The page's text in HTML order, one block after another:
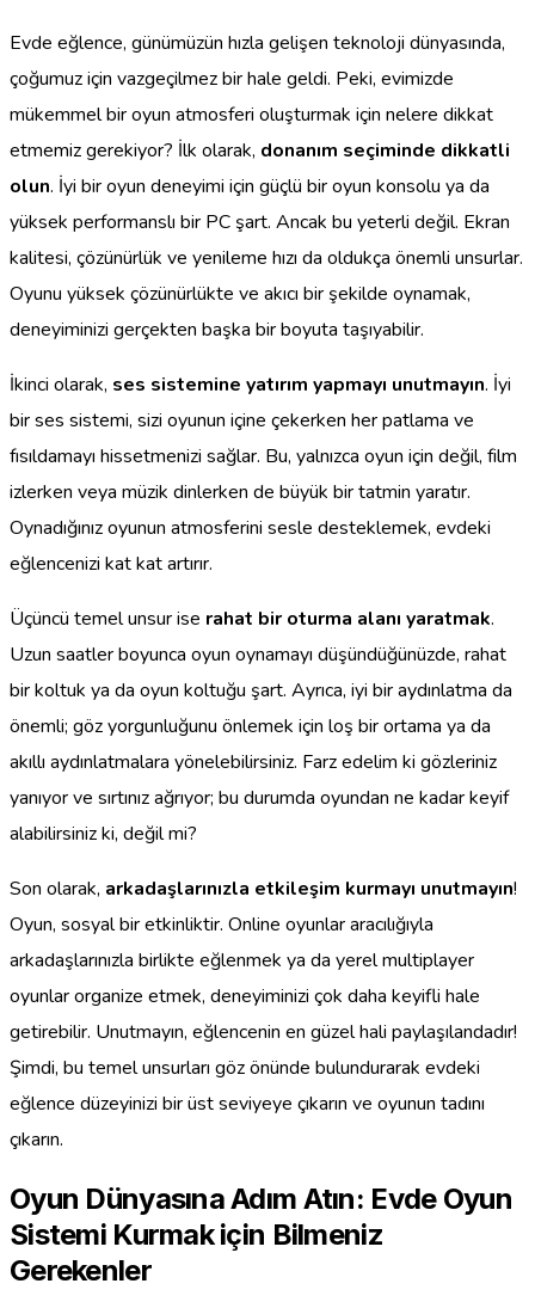
Evde eğlence, günümüzün hızla gelişen teknoloji dünyasında,
çoğumuz için vazgeçilmez bir hale geldi. Peki, evimizde
mükemmel bir oyun atmosferi oluşturmak için nelere dikkat
etmemiz gerekiyor? İlk olarak, donanım seçiminde dikkatli
olun. İyi bir oyun deneyimi için güçlü bir oyun konsolu ya da
yüksek performanslı bir PC şart. Ancak bu yeterli değil. Ekran
kalitesi, çözünürlük ve yenileme hızı da oldukça önemli unsurlar.
Oyunu yüksek çözünürlükte ve akıcı bir şekilde oynamak,
deneyiminizi gerçekten başka bir boyuta taşıyabilir.
İkinci olarak, ses sistemine yatırım yapmayı unutmayın. İyi
bir ses sistemi, sizi oyunun içine çekerken her patlama ve
fısıldamayı hissetmenizi sağlar. Bu, yalnızca oyun için değil, film
izlerken veya müzik dinlerken de büyük bir tatmin yaratır.
Oynadığınız oyunun atmosferini sesle desteklemek, evdeki
eğlencenizi kat kat artırır.
Üçüncü temel unsur ise rahat bir oturma alanı yaratmak.
Uzun saatler boyunca oyun oynamayı düşündüğünüzde, rahat
bir koltuk ya da oyun koltuğu şart. Ayrıca, iyi bir aydınlatma da
önemli; göz yorgunluğunu önlemek için loş bir ortama ya da
akıllı aydınlatmalara yönelebilirsiniz. Farz edelim ki gözleriniz
yanıyor ve sırtınız ağrıyor; bu durumda oyundan ne kadar keyif
alabilirsiniz ki, değil mi?
Son olarak, arkadaşlarınızla etkileşim kurmayı unutmayın!
Oyun, sosyal bir etkinliktir. Online oyunlar aracılığıyla
arkadaşlarınızla birlikte eğlenmek ya da yerel multiplayer
oyunlar organize etmek, deneyiminizi çok daha keyifli hale
getirebilir. Unutmayın, eğlencenin en güzel hali paylaşılandadır!
Şimdi, bu temel unsurları göz önünde bulundurarak evdeki
eğlence düzeyinizi bir üst seviyeye çıkarın ve oyunun tadını
çıkarın.
Oyun Dünyasına Adım Atın: Evde Oyun
Sistemi Kurmak için Bilmeniz
Gerekenler